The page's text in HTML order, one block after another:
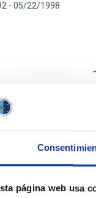
página web usa
- 05/22/1998
of
of
el
de